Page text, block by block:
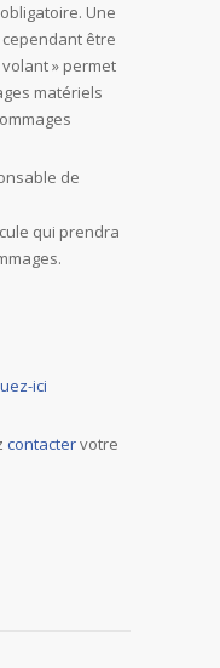
Une
être
» permet
matériels
de
qui prendra
ici
contactervotre